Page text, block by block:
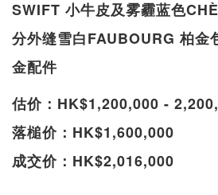
SWIFT 小牛皮及雾霾蓝色
分外缝雪白FAUBOURG 柏金
金配件
估价：HK$1,200,000 -
落槌价：HK$1,600,000
成交价：HK$2,016,000